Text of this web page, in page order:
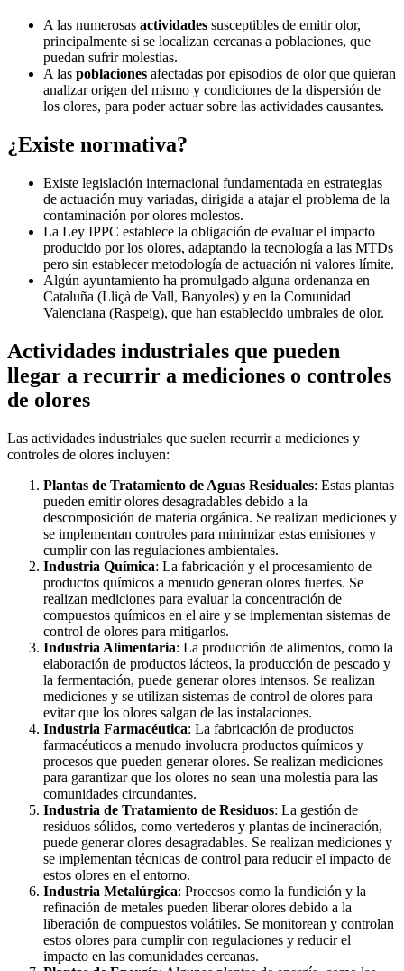
A las numerosas actividades susceptibles de emitir olor,
principalmente si se localizan cercanas a poblaciones, que
puedan sufrir molestias.
A las poblaciones afectadas por episodios de olor que quieran
analizar origen del mismo y condiciones de la dispersión de
los olores, para poder actuar sobre las actividades causantes.
¿Existe normativa?
Existe legislación internacional fundamentada en estrategias
de actuación muy variadas, dirigida a atajar el problema de la
contaminación por olores molestos.
La Ley IPPC establece la obligación de evaluar el impacto
producido por los olores, adaptando la tecnología a las MTDs
pero sin establecer metodología de actuación ni valores límite.
Algún ayuntamiento ha promulgado alguna ordenanza en
Cataluña (Lliçà de Vall, Banyoles) y en la Comunidad
Valenciana (Raspeig), que han establecido umbrales de olor.
Actividades industriales que pueden
llegar a recurrir a mediciones o controles
de olores
Las actividades industriales que suelen recurrir a mediciones y
controles de olores incluyen:
Plantas de Tratamiento de Aguas Residuales: Estas plantas
pueden emitir olores desagradables debido a la
descomposición de materia orgánica. Se realizan mediciones y
se implementan controles para minimizar estas emisiones y
cumplir con las regulaciones ambientales.
Industria Química: La fabricación y el procesamiento de
productos químicos a menudo generan olores fuertes. Se
realizan mediciones para evaluar la concentración de
compuestos químicos en el aire y se implementan sistemas de
control de olores para mitigarlos.
Industria Alimentaria: La producción de alimentos, como la
elaboración de productos lácteos, la producción de pescado y
la fermentación, puede generar olores intensos. Se realizan
mediciones y se utilizan sistemas de control de olores para
evitar que los olores salgan de las instalaciones.
Industria Farmacéutica: La fabricación de productos
farmacéuticos a menudo involucra productos químicos y
procesos que pueden generar olores. Se realizan mediciones
para garantizar que los olores no sean una molestia para las
comunidades circundantes.
Industria de Tratamiento de Residuos: La gestión de
residuos sólidos, como vertederos y plantas de incineración,
puede generar olores desagradables. Se realizan mediciones y
se implementan técnicas de control para reducir el impacto de
estos olores en el entorno.
Industria Metalúrgica: Procesos como la fundición y la
refinación de metales pueden liberar olores debido a la
liberación de compuestos volátiles. Se monitorean y controlan
estos olores para cumplir con regulaciones y reducir el
impacto en las comunidades cercanas.